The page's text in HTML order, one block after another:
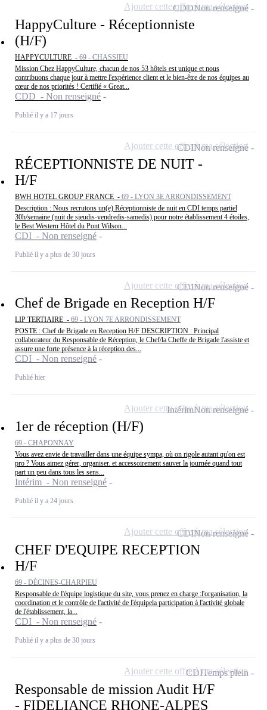
HappyCulture - Réceptionniste
(H/F)
HAPPYCULTURE - 69 - CHASSIEU
Mission Chez HappyCulture, chacun de nos 53 hôtels est unique et nous
contribuons chaque jour à mettre l'expérience client et le bien-être de nos équipes au
cœur de nos priorités ! Certifié « Great...
CDD - Non renseigné
Publié il y a 17 jours
CDDNon renseigné
Ajouter cette offre à ma sélection
RÉCEPTIONNISTE DE NUIT -
H/F
BWH HOTEL GROUP FRANCE - 69 - LYON 3E ARRONDISSEMENT
Description : Nous recrutons un(e) Réceptionniste de nuit en CDI temps partiel
30h/semaine (nuit de sjeudis-vendredis-samedis) pour notre établissement 4 étoiles,
le Best Western Hôtel du Pont Wilson...
CDI - Non renseigné
Publié il y a plus de 30 jours
CDINon renseigné
Ajouter cette offre à ma sélection
Chef de Brigade en Reception H/F
LIP TERTIAIRE - 69 - LYON 7E ARRONDISSEMENT
POSTE : Chef de Brigade en Reception H/F DESCRIPTION : Principal
collaborateur du Responsable de Réception, le Chef/la Cheffe de Brigade l'assiste et
assure une forte présence à la réception des...
CDI - Non renseigné
Publié hier
CDINon renseigné
Ajouter cette offre à ma sélection
1er de réception (H/F)
69 - CHAPONNAY
Vous avez envie de travailler dans une équipe sympa, où on rigole autant qu'on est
pro ? Vous aimez gérer, organiser. et accessoirement sauver la journée quand tout
part un peu dans tous les sens...
Intérim - Non renseigné
Publié il y a 24 jours
IntérimNon renseigné
Ajouter cette offre à ma sélection
CHEF D'EQUIPE RECEPTION
H/F
69 - DÉCINES-CHARPIEU
Responsable de l'équipe logistique du site, vous prenez en charge :l'organisation, la
coordination et le contrôle de l'activité de l'équipela participation à l'activité globale
de l'établissement, la...
CDI - Non renseigné
Publié il y a plus de 30 jours
CDINon renseigné
Ajouter cette offre à ma sélection
Responsable de mission Audit H/F
- FIDELIANCE RHONE-ALPES
CDITemps plein
Ajouter cette offre à ma sélection